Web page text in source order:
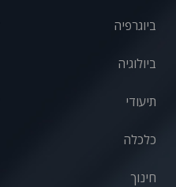
ביוגרפיה
ביולוגיה
תיעודי
כלכלה
חינוך